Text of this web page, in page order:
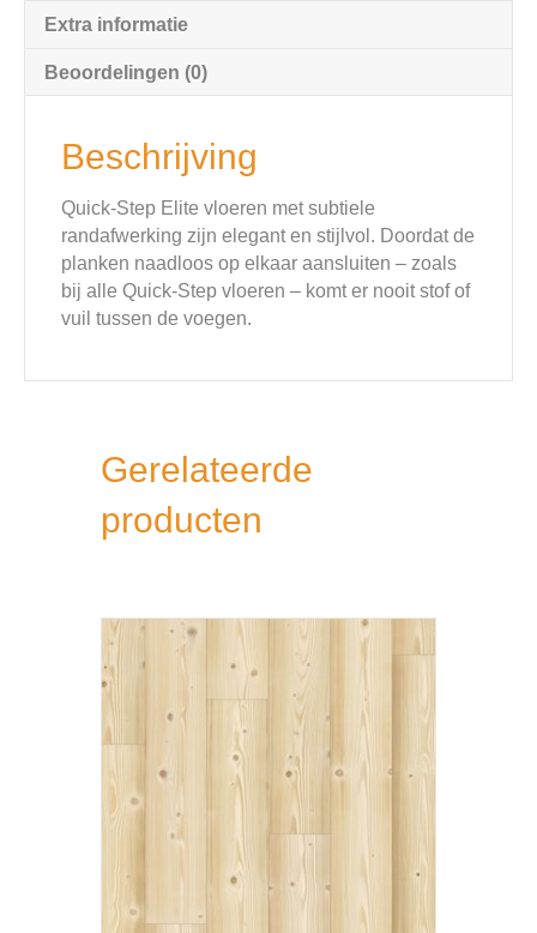
Extra informatie
Beoordelingen (0)
Beschrijving
Quick-Step Elite vloeren met subtiele
randafwerking zijn elegant en stijlvol. Doordat de
planken naadloos op elkaar aansluiten – zoals
bij alle Quick-Step vloeren – komt er nooit stof of
vuil tussen de voegen.
Gerelateerde
producten